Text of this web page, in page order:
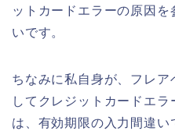
ットカードエラーの原因
いです。
ちなみに私自身が、フレア
してクレジットカードエ
は、有効期限の入力間違い